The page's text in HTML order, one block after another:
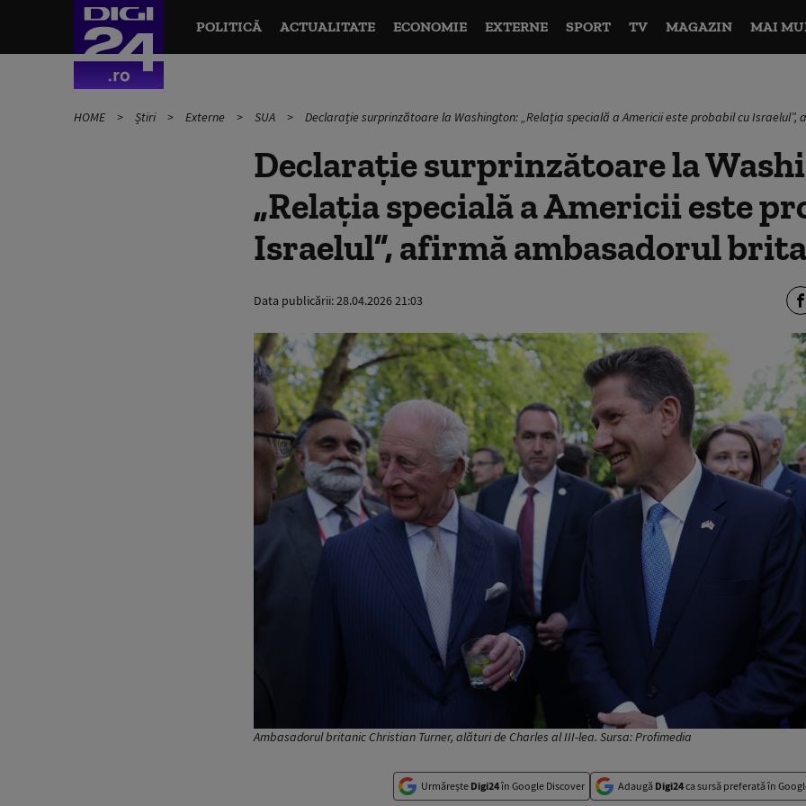
POLITICĂ ACTUALITATE ECONOMIE EXTERNE SPORT TV MAGAZIN MAI
HOME Știri Externe SUA Declarație surprinzătoare la Washington: „Relația specială a Americii este probabil cu
Declarație surprinzătoare la
„Relația specială a Americii este
Israelul”, afirmă ambasadorul
Data publicării:28.04.2026 21:03
Ambasadorul britanic Christian Turner, alături de Charles al III-lea. Sursa: Profimedia
Urmărește Digi24în Google Discover Adaugă Digi24ca sursă preferată în